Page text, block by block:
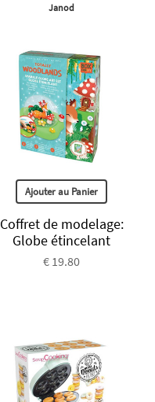
Janod
Ajouter au Panier
Coffret de modelage:
Globe étincelant
€ 19.80